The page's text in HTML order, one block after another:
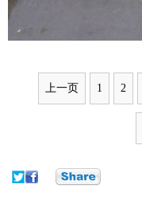
上一页 1 2